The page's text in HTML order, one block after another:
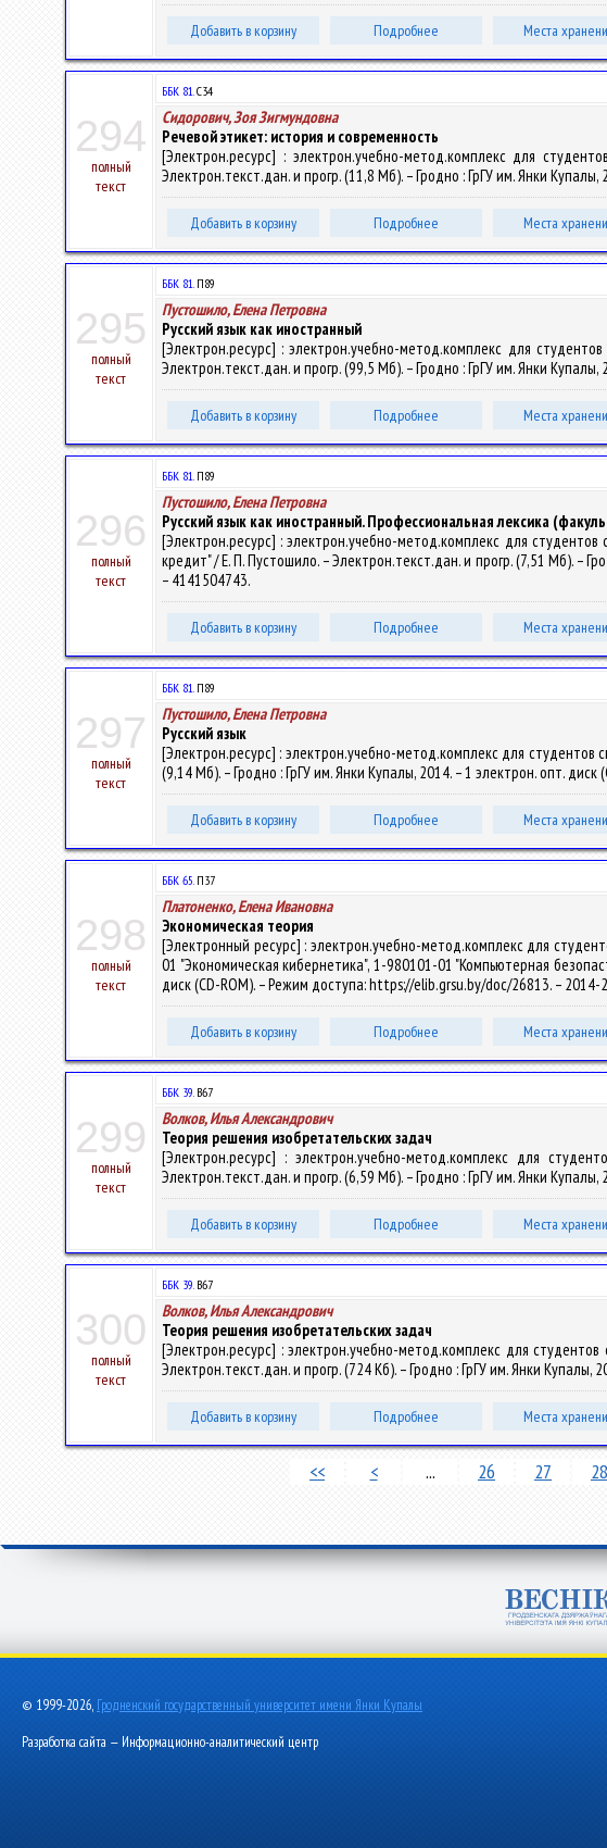
Добавить в корзину Подробнее Места
294
полный
текст
ББК 81.С34
Сидорович, Зоя Зигмундовна
Речевой этикет: история и современность
[Электрон.ресурс] : электрон.учебно-метод.комплекс для
Электрон.текст.дан. и прогр. (11,8 Мб). – Гродно : ГрГУ им. Янки
Добавить в корзину Подробнее Места
295
полный
текст
ББК 81.П89
Пустошило, Елена Петровна
Русский язык как иностранный
[Электрон.ресурс] : электрон.учебно-метод.комплекс для
Электрон.текст.дан. и прогр. (99,5 Мб). – Гродно : ГрГУ им. Янки
Добавить в корзину Подробнее Места
296
полный
текст
ББК 81.П89
Пустошило, Елена Петровна
Русский язык как иностранный. Профессиональная лексика
[Электрон.ресурс] : электрон.учебно-метод.комплекс для
кредит" / Е. П. Пустошило. – Электрон.текст.дан. и прогр. (7,51 Мб). –
– 4141504743.
Добавить в корзину Подробнее Места
297
полный
текст
ББК 81.П89
Пустошило, Елена Петровна
Русский язык
[Электрон.ресурс] : электрон.учебно-метод.комплекс для студентов
(9,14 Мб). – Гродно : ГрГУ им. Янки Купалы, 2014. – 1 электрон. опт.
Добавить в корзину Подробнее Места
298
полный
текст
ББК 65.П37
Платоненко, Елена Ивановна
Экономическая теория
[Электронный ресурс] : электрон.учебно-метод.комплекс для
01 "Экономическая кибернетика", 1-980101-01 "Компьютерная
диск (CD-ROM). – Режим доступа: https://elib.grsu.by/doc/26813. – 2014-
Добавить в корзину Подробнее Места
299
полный
текст
ББК 39.В67
Волков, Илья Александрович
Теория решения изобретательских задач
[Электрон.ресурс] : электрон.учебно-метод.комплекс для
Электрон.текст.дан. и прогр. (6,59 Мб). – Гродно : ГрГУ им. Янки
Добавить в корзину Подробнее Места
300
полный
текст
ББК 39.В67
Волков, Илья Александрович
Теория решения изобретательских задач
[Электрон.ресурс] : электрон.учебно-метод.комплекс для
Электрон.текст.дан. и прогр. (724 Кб). – Гродно : ГрГУ им. Янки
Добавить в корзину Подробнее Места
<< < ... 26 27 28
© 1999-2026, Гродненский государственный университет имени Янки Купалы
Разработка сайта — Информационно-аналитический центр